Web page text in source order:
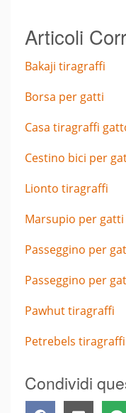
Articoli
Bakaji tiragraffi
Borsa per gatti
Casa tiragraffi
Cestino bici per
Lionto tiragraffi
Marsupio per gatti
Passeggino per
Passeggino per
Pawhut tiragraffi
Petrebels tiragraffi
Condividi